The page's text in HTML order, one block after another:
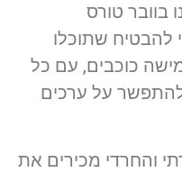
בוובר טורס
להבטיח שתוכלו
כוכבים, עם כל
להתפשר על ערכים
והחרדי מכירים את